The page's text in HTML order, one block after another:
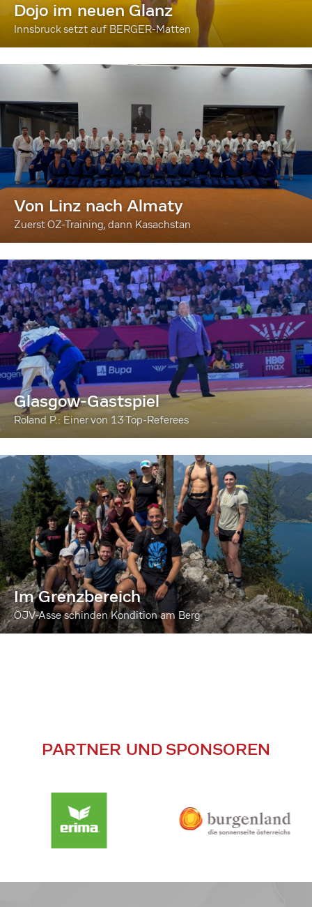
Dojo im neuen Glanz
Innsbruck setzt auf BERGER-Matten
Von Linz nach Almaty
Zuerst OZ-Training, dann Kasachstan
Glasgow-Gastspiel
Roland P.: Einer von 13 Top-Referees
Im Grenzbereich
ÖJV-Asse schinden Kondition am Berg
PARTNER UND SPONSOREN